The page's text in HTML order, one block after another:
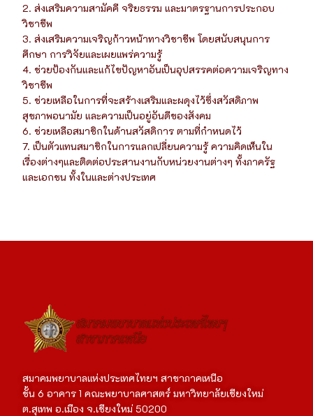
2. ส่งเสริมความสามัคคี จริยธรรม และมาตรฐานการประกอบ
วิชาชีพ
3. ส่งเสริมความเจริญก้าวหน้าทางวิชาชีพ โดยสนับสนุนการ
ศึกษา การวิจัยและเผยแพร่ความรู้
4. ช่วยป้องกันและแก้ไขปัญหาอันเป็นอุปสรรคต่อความเจริญทาง
วิชาชีพ
5. ช่วยเหลือในการที่จะสร้างเสริมและผดุงไว้ซึ่งสวัสดิภาพ
สุขภาพอนามัย และความเป็นอยู่อันดีของสังคม
6. ช่วยเหลือสมาชิกในด้านสวัสดิการ ตามที่กำหนดไว้
7. เป็นตัวแทนสมาชิกในการแลกเปลี่ยนความรู้ ความคิดเห็นใน
เรื่องต่างๆและติดต่อประสานงานกับหน่วยงานต่างๆ ทั้งภาครัฐ
และเอกชน ทั้งในและต่างประเทศ
สมาคมพยาบาลแห่งประเทศไทยฯ สาขาภาคเหนือ
ชั้น 6 อาคาร 1 คณะพยาบาลศาสตร์ มหาวิทยาลัยเชียงใหม่
ต.สุเทพ อ.เมือง จ.เชียงใหม่ 50200